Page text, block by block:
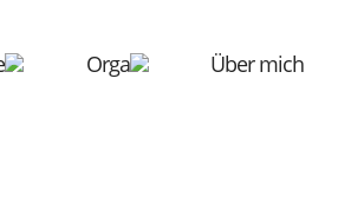
Orga Über mich